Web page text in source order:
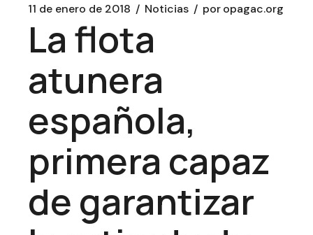
11 de enero de 2018 Noticias poropagac.org
La flota
atunera
española,
primera capaz
de garantizar